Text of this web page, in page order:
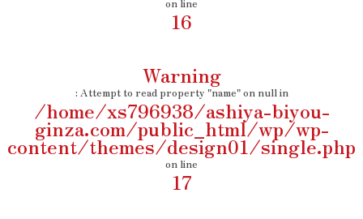
16
Warning
: Attempt to read property "name" on null in
/home/xs796938/ashiya-biyou-
ginza.com/public_html/wp/wp-
content/themes/design01/single.php
on line
17